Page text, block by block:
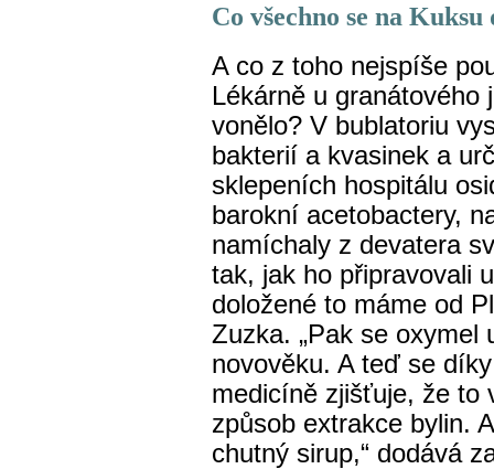
Co všechno se na
A co z toho nejspíše
Lékárně u granátového
vonělo? V bublatoriu
bakterií a kvasinek a
sklepeních hospitálu
barokní acetobactery,
namíchaly z devatera
tak, jak ho připravovali
doložené to máme od
Zuzka. „Pak se oxymel
novověku. A teď se
medicíně zjišťuje, že to
způsob extrakce bylin.
chutný sirup,“ dodává